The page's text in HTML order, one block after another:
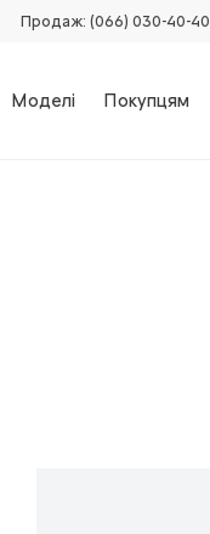
Продаж: (066) 030-40-40
Моделі Покупцям